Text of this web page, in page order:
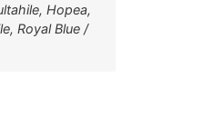
Hopea,
Royal Blue /